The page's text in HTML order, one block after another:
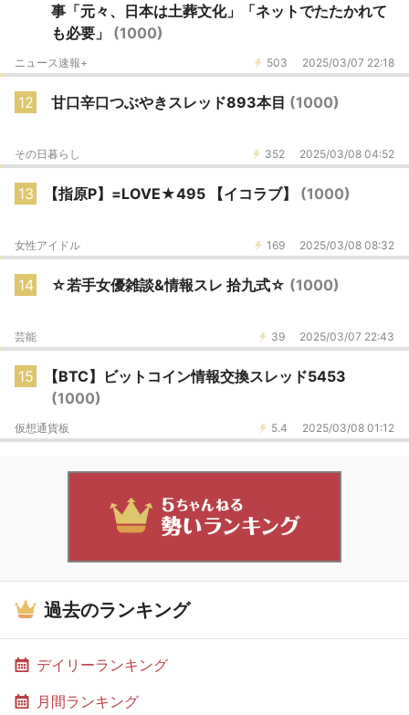
事「元々、日本は土葬文化」「ネットでたたかれて
も必要」 (1000)
503 2025/03/07 22:18
ニュース速報+
12 甘口辛口つぶやきスレッド893本目 (1000)
352 2025/03/08 04:52
その日暮らし
13 【指原P】=LOVE★495 【イコラブ】 (1000)
169 2025/03/08 08:32
女性アイドル
14 ☆若手女優雑談&情報スレ 拾九式☆ (1000)
39 2025/03/07 22:43
芸能
15
【BTC】ビットコイン情報交換スレッド5453
(1000)
5.4 2025/03/08 01:12
仮想通貨板
過去のランキング
デイリーランキング
月間ランキング